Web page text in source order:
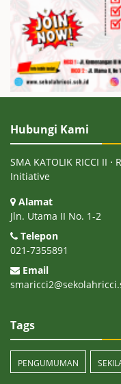
Hubungi Kami
SMA KATOLIK RICCI II
Initiative
Alamat
Jln. Utama II No. 1-2
Telepon
021-7355891
Email
Tags
PENGUMUMAN